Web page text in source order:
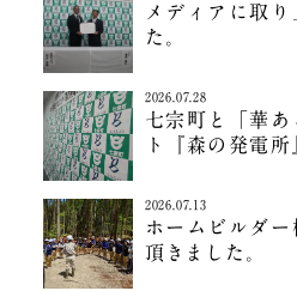
メディアに取
2026.07.28
七宗町と「華あ
ト『森の発電
2026.07.13
ホームビルダ
頂きました。